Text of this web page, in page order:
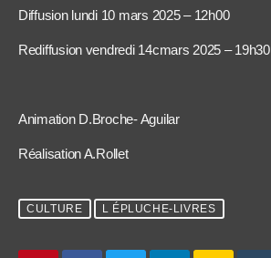
Diffusion lundi 10 mars 2025 – 12h00
Rediffusion vendredi 14cmars 2025 – 19h30
Animation D.Broche- Aguilar
Réalisation A.Rollet
CULTURE L ÉPLUCHE-LIVRES